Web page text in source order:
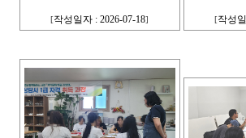
[작성일자 : 2026-07-18] [작성